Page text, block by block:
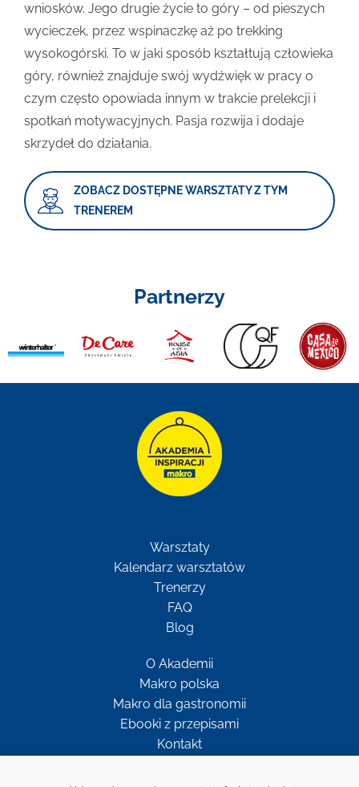
wniosków. Jego drugie życie to góry – od pieszych
wycieczek, przez wspinaczkę aż po trekking
wysokogórski. To w jaki sposób kształtują człowieka
góry, również znajduje swój wydźwięk w pracy o
czym często opowiada innym w trakcie prelekcji i
spotkań motywacyjnych. Pasja rozwija i dodaje
skrzydeł do działania.
ZOBACZ DOSTĘPNE WARSZTATY Z TYM
TRENEREM
Partnerzy
Warsztaty
Kalendarz warsztatów
Trenerzy
FAQ
Blog
O Akademii
Makro polska
Makro dla gastronomii
Ebooki z przepisami
Kontakt